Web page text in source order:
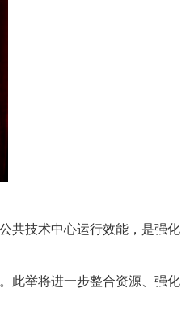
共技术中心运行效能，是强化
此举将进一步整合资源、强化